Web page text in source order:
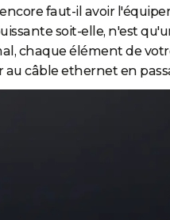
encore faut-il avoir
soit-elle, n'est
chaque élément de
au câble ethernet en